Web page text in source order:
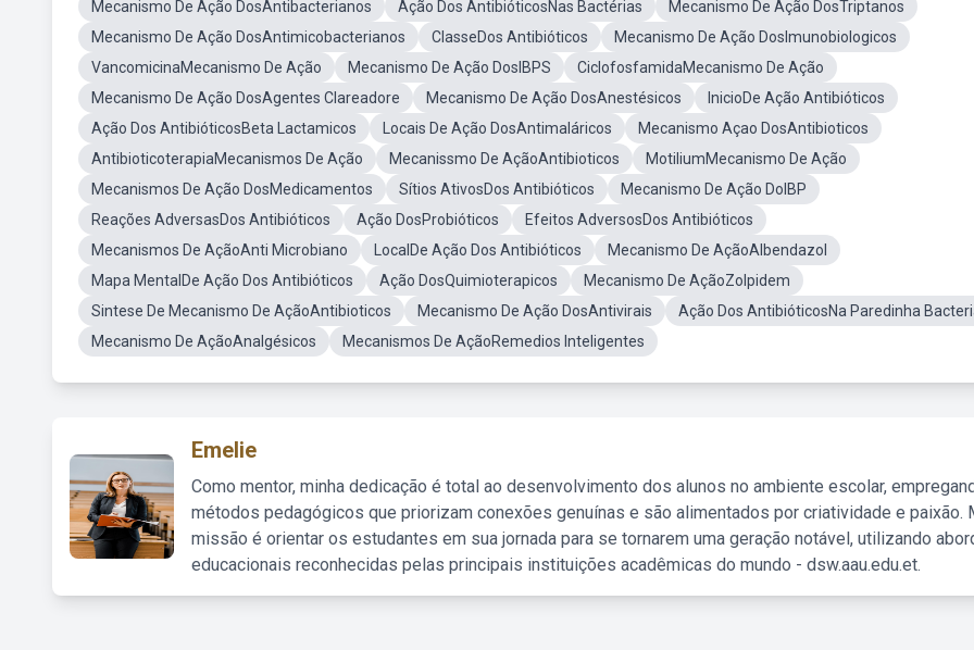
Mecanismo De Ação DosAntibacterianos
Ação Dos AntibióticosNas Bactérias
Mecanismo De Ação DosTriptanos
Mecanismo De Ação DosAntimicobacterianos
ClasseDos Antibióticos
Mecanismo De Ação DosImunobiologicos
VancomicinaMecanismo De Ação
Mecanismo De Ação DosIBPS
CiclofosfamidaMecanismo De Ação
Mecanismo De Ação DosAgentes Clareadore
Mecanismo De Ação DosAnestésicos
InicioDe Ação Antibióticos
Ação Dos AntibióticosBeta Lactamicos
Locais De Ação DosAntimaláricos
Mecanismo Açao DosAntibioticos
AntibioticoterapiaMecanismos De Ação
Mecanissmo De AçãoAntibioticos
MotiliumMecanismo De Ação
Mecanismos De Ação DosMedicamentos
Sítios AtivosDos Antibióticos
Mecanismo De Ação DoIBP
Reações AdversasDos Antibióticos
Ação DosProbióticos
Efeitos AdversosDos Antibióticos
Mecanismos De AçãoAnti Microbiano
LocalDe Ação Dos Antibióticos
Mecanismo De AçãoAlbendazol
Mapa MentalDe Ação Dos Antibióticos
Ação DosQuimioterapicos
Mecanismo De AçãoZolpidem
Sintese De Mecanismo De AçãoAntibioticos
Mecanismo De Ação DosAntivirais
Ação Dos AntibióticosNa Paredinha
Mecanismo De AçãoAnalgésicos
Mecanismos De AçãoRemedios Inteligentes
Emelie
Como mentor, minha dedicação é total ao desenvolvimento dos alunos no ambiente escolar,
métodos pedagógicos que priorizam conexões genuínas e são alimentados por criatividade e paixão.
missão é orientar os estudantes em sua jornada para se tornarem uma geração notável, utilizando
educacionais reconhecidas pelas principais instituições acadêmicas do mundo - dsw.aau.edu.et.